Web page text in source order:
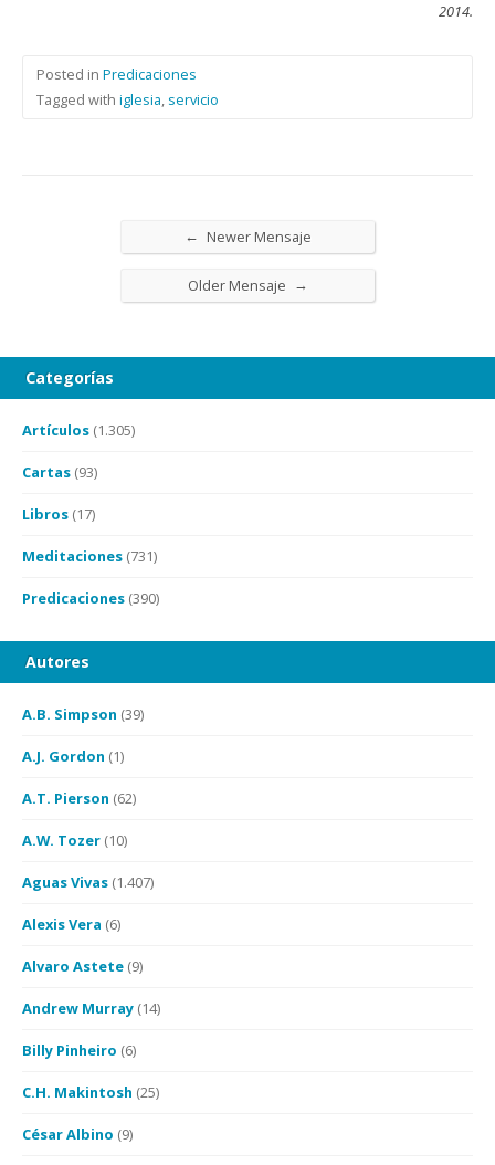
2014.
Posted in Predicaciones
Tagged with iglesia, servicio
← Newer Mensaje
Older Mensaje →
Categorías
Artículos (1.305)
Cartas (93)
Libros (17)
Meditaciones (731)
Predicaciones (390)
Autores
A.B. Simpson (39)
A.J. Gordon (1)
A.T. Pierson (62)
A.W. Tozer (10)
Aguas Vivas (1.407)
Alexis Vera (6)
Alvaro Astete (9)
Andrew Murray (14)
Billy Pinheiro (6)
C.H. Makintosh (25)
César Albino (9)